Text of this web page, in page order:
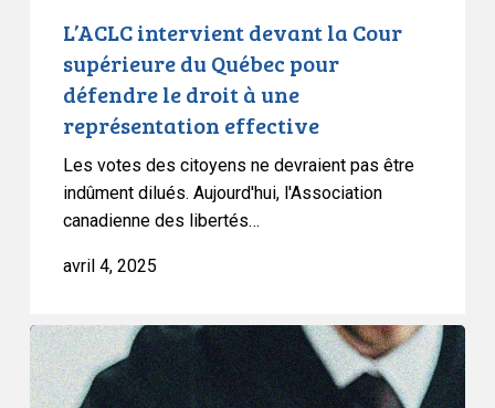
représentation
effective
L’ACLC intervient devant la Cour
supérieure du Québec pour
défendre le droit à une
représentation effective
Les votes des citoyens ne devraient pas être
indûment dilués. Aujourd'hui, l'Association
canadienne des libertés…
avril 4, 2025
L’ACLC
devant
la